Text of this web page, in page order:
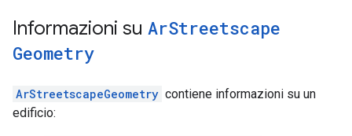
Informazioni su ArStreetscape
Geometry
ArStreetscapeGeometry contiene informazioni su un
edificio: